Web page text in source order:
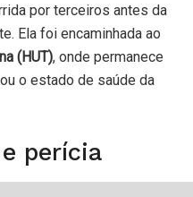
por terceiros antes da
Ela foi encaminhada ao
(HUT), onde permanece
o estado de saúde da
perícia